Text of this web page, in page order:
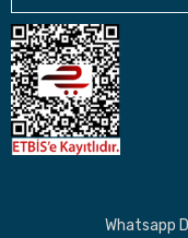
Whatsapp